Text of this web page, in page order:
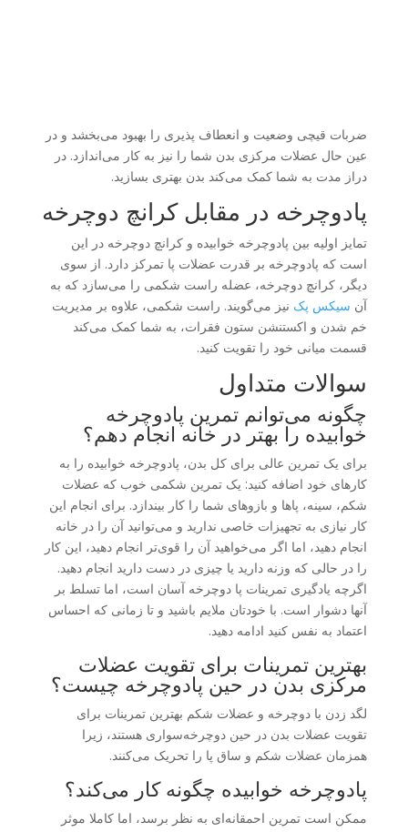
ضربات قیچی وضعیت و انعطاف پذیری را بهبود می‌بخشد و در
عین حال عضلات مرکزی بدن شما را نیز به کار می‌اندازد. در
دراز مدت به شما کمک می‌کند بدن بهتری بسازید.
پادوچرخه در مقابل کرانچ دوچرخه
تمایز اولیه بین پادوچرخه خوابیده و کرانچ دوچرخه در این
است که پادوچرخه بر قدرت عضلات پا تمرکز دارد. از سوی
دیگر، کرانچ دوچرخه، عضله راست شکمی را می‌سازد که به
آن سیکس پک نیز می‌گویند. راست شکمی، علاوه بر مدیریت
خم شدن و اکستنشن ستون فقرات، به شما کمک می‌کند
قسمت میانی خود را تقویت کنید.
سوالات متداول
چگونه می‌توانم تمرین پادوچرخه
خوابیده را بهتر در خانه انجام دهم؟
برای یک تمرین عالی برای کل بدن، پادوچرخه خوابیده را به
کارهای خود اضافه کنید: یک تمرین شکمی خوب که عضلات
شکم، سینه، پاها و بازوهای شما را کار بیندازد. برای انجام این
کار نیازی به تجهیزات خاصی ندارید و می‌توانید آن را در خانه
انجام دهید، اما اگر می‌خواهید آن را قوی‌تر انجام دهید، این کار
را در حالی که وزنه دارید یا چیزی در دست دارید انجام دهید.
اگرچه یادگیری تمرینات پا دوچرخه آسان است، اما تسلط بر
آنها دشوار است. با خودتان ملایم باشید و تا زمانی که احساس
اعتماد به نفس کنید ادامه دهید.
بهترین تمرینات برای تقویت عضلات
مرکزی بدن در حین پادوچرخه چیست؟
لگد زدن با دوچرخه و عضلات شکم بهترین تمرینات برای
تقویت عضلات بدن در حین دوچرخه‌سواری هستند، زیرا
همزمان عضلات شکم و ساق پا را تحریک می‌کنند.
پادوچرخه خوابیده چگونه کار می‌کند؟
ممکن است تمرین احمقانه‌ای به نظر برسد، اما کاملا موثر